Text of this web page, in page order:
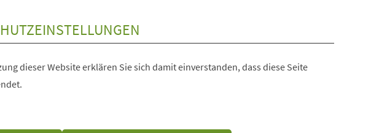
dieser Website erklären Sie sich damit einverstanden, dass diese Seite